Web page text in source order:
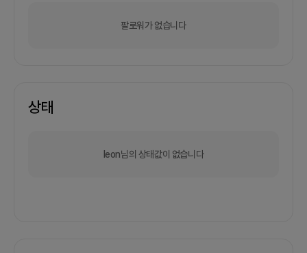
팔로워가 없습니다
상태
leon님의 상태값이 없습니다